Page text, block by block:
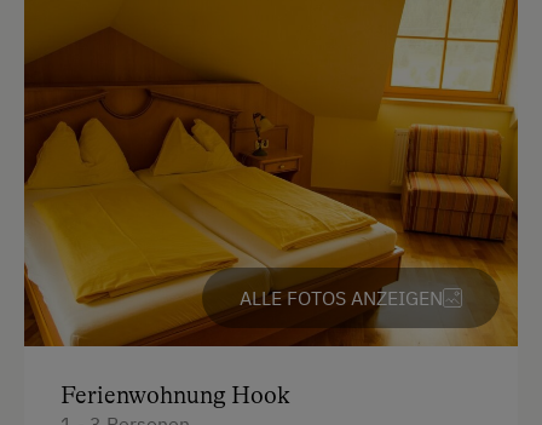
ALLE FOTOS ANZEIGEN
Ferienwohnung Hook